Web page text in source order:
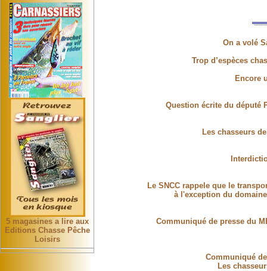
5 magasines a lire aux
Editions Chasse Pêche
Loisirs
On a volé
Trop d’espèces
Encore
Question écrite du député
Les chasseurs
Le SNCC rappele que le
à l'exception du
Communiqué de presse du
Communiqué
Les